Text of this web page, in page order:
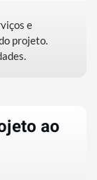
e
projeto.
ao